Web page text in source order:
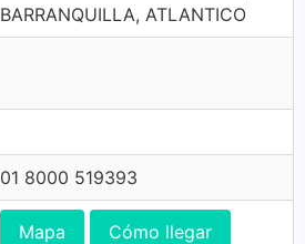
BARRANQUILLA, ATLANTICO
01 8000 519393
Mapa Cómo llegar